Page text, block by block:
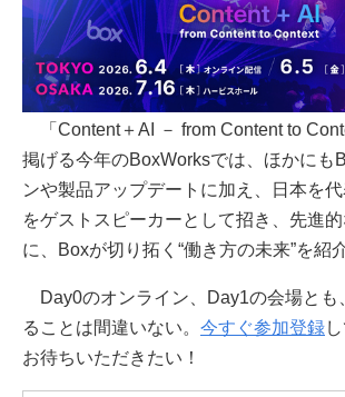
「Content＋AI － from Content to
掲げる今年のBoxWorksでは、ほかにも
ンや製品アップデートに加え、日本を
をゲストスピーカーとして招き、先進
に、Boxが切り拓く“働き方の未来”を紹
Day0のオンライン、Day1の会場とも
ることは間違いない。 今すぐ参加登録
お待ちいただきたい！